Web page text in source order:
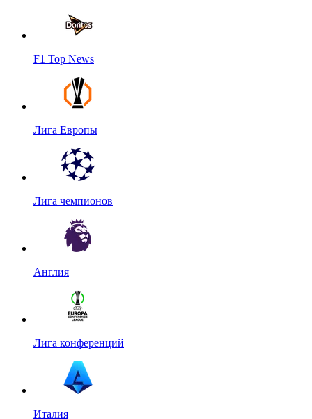
F1 Top News
Лига Европы
Лига чемпионов
Англия
Лига конференций
Италия